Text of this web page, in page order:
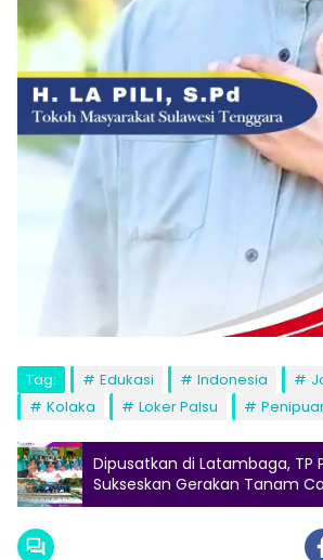
Tag: Edukasi Indonesia
Kolaka
Loker Palsu
Dipusatkan di Latambaga, TP
Sukseskan Gerakan Tanam
se-Indonesia